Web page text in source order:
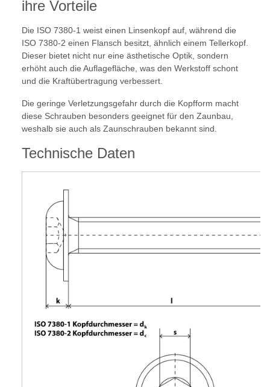
ihre Vorteile
Die ISO 7380-1 weist einen Linsenkopf auf, während die
ISO 7380-2 einen Flansch besitzt, ähnlich einem Tellerkopf.
Dieser bietet nicht nur eine ästhetische Optik, sondern
erhöht auch die Auflagefläche, was den Werkstoff schont
und die Kraftübertragung verbessert.
Die geringe Verletzungsgefahr durch die Kopfform macht
diese Schrauben besonders geeignet für den Zaunbau,
weshalb sie auch als Zaunschrauben bekannt sind.
Technische Daten